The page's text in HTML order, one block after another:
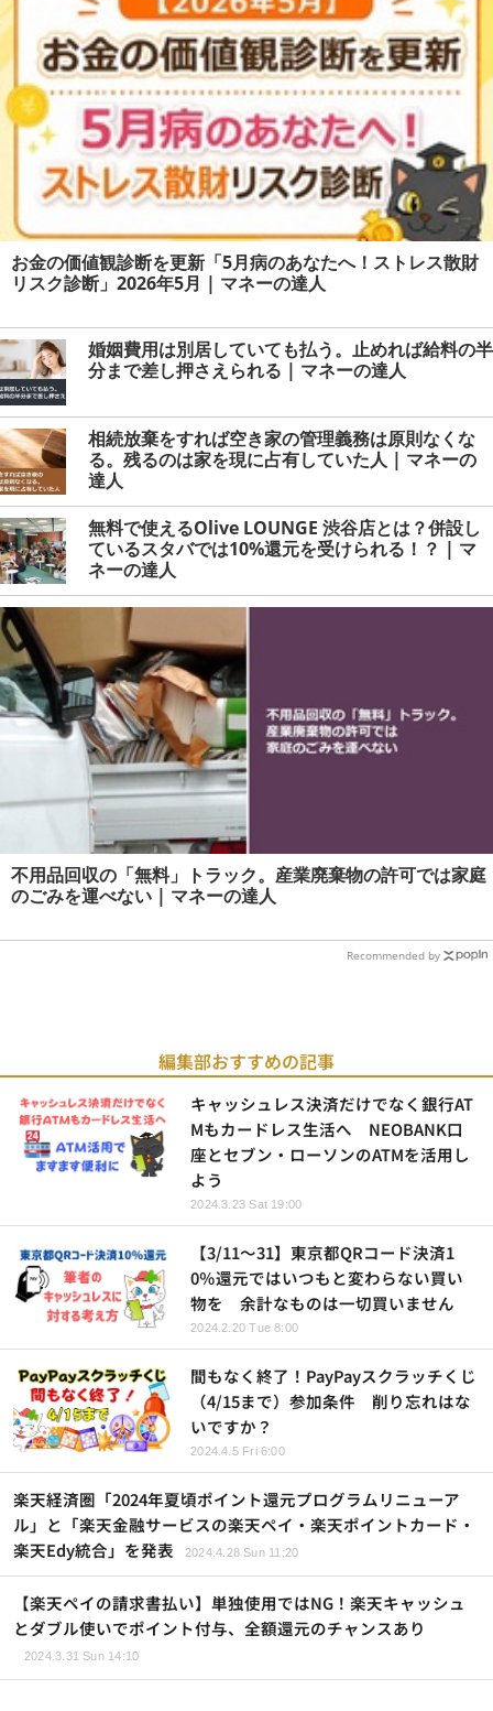
お金の価値観診断を更新「5月病のあなたへ！ストレス散財
リスク診断」2026年5月 | マネーの達人
婚姻費用は別居していても払う。止めれば給料の半
分まで差し押さえられる | マネーの達人
相続放棄をすれば空き家の管理義務は原則なくな
る。残るのは家を現に占有していた人 | マネーの
達人
無料で使えるOlive LOUNGE 渋谷店とは？併設し
ているスタバでは10%還元を受けられる！？ | マ
ネーの達人
不用品回収の「無料」トラック。産業廃棄物の許可では家庭
のごみを運べない | マネーの達人
Recommended by
編集部おすすめの記事
キャッシュレス決済だけでなく銀行AT
Mもカードレス生活へ NEOBANK口
座とセブン・ローソンのATMを活用し
よう
2024.3.23 Sat 19:00
【3/11～31】東京都QRコード決済1
0％還元ではいつもと変わらない買い
物を 余計なものは一切買いません
2024.2.20 Tue 8:00
間もなく終了！PayPayスクラッチくじ
（4/15まで）参加条件 削り忘れはな
いですか？
2024.4.5 Fri 6:00
楽天経済圏「2024年夏頃ポイント還元プログラムリニューア
ル」と「楽天金融サービスの楽天ペイ・楽天ポイントカード・
楽天Edy統合」を発表
2024.4.28 Sun 11:20
【楽天ペイの請求書払い】単独使用ではNG！楽天キャッシュ
とダブル使いでポイント付与、全額還元のチャンスあり
2024.3.31 Sun 14:10